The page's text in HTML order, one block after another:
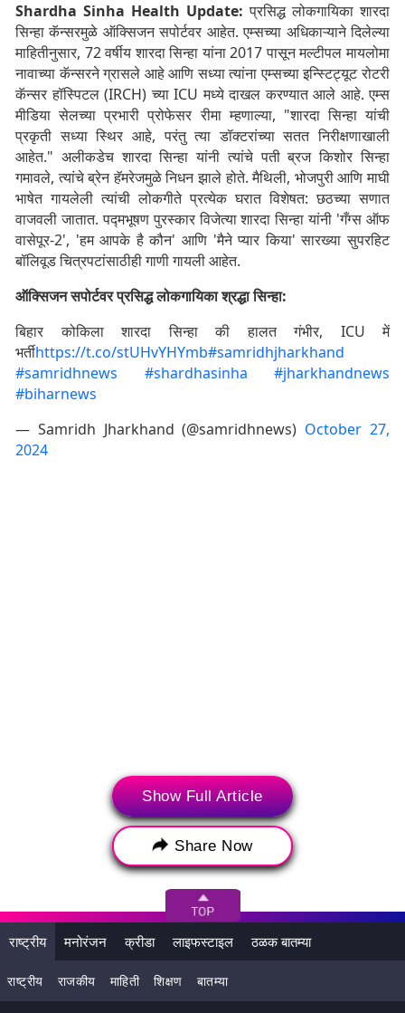
Shardha Sinha Health Update:प्रसिद्ध लोकगायिका शारदा
सिन्हा कॅन्सरमुळे ऑक्सिजन सपोर्टवर आहेत. एम्सच्या अधिकाऱ्याने दिलेल्या
माहितीनुसार, 72 वर्षीय शारदा सिन्हा यांना 2017 पासून मल्टीपल मायलोमा
नावाच्या कॅन्सरने ग्रासले आहे आणि सध्या त्यांना एम्सच्या इन्स्टिट्यूट रोटरी
कॅन्सर हॉस्पिटल (IRCH) च्या ICU मध्ये दाखल करण्यात आले आहे.एम्स
मीडिया सेलच्या प्रभारी प्रोफेसर रीमा म्हणाल्या, "शारदा सिन्हा यांची
प्रकृती सध्या स्थिर आहे, परंतु त्या डॉक्टरांच्या सतत निरीक्षणाखाली
आहेत." अलीकडेच शारदा सिन्हा यांनी त्यांचे पती ब्रज किशोर सिन्हा
गमावले, त्यांचे ब्रेन हॅमरेजमुळे निधन झाले होते. मैथिली, भोजपुरी आणि माघी
भाषेत गायलेली त्यांची लोकगीते प्रत्येक घरात विशेषत: छठच्या सणात
वाजवली जातात. पद्मभूषण पुरस्कार विजेत्या शारदा सिन्हा यांनी 'गँग्स ऑफ
वासेपूर-2', 'हम आपके है कौन' आणि 'मैने प्यार किया' सारख्या सुपरहिट
बॉलिवूड चित्रपटांसाठीही गाणी गायली आहेत.
ऑक्सिजन सपोर्टवर प्रसिद्ध लोकगायिका श्रद्धा सिन्हा:
बिहार कोकिला शारदा सिन्हा की हालत गंभीर, ICU में
भर्तीhttps://t.co/stUHvYHYmb#samridhjharkhand
#samridhnews
#shardhasinha
#jharkhandnews
#biharnews
— Samridh Jharkhand (@samridhnews) October 27,
2024
('सोशली' (SocialLY) हे आपल्यासाठी ट्विटर, इन्स्टाग्राम आणि यूट्यूब
Show Full Article
Share Now
राष्ट्रीय मनोरंजन क्रीडा लाइफस्टाइल ठळक बातम्या
राष्ट्रीय राजकीय माहिती शिक्षण बातम्या